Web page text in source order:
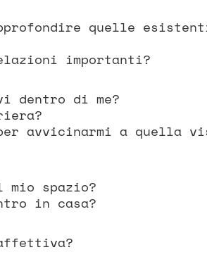
quelle
importanti?
dentro di me?
avvicinarmi a quella
mio spazio?
in casa?